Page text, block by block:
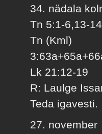
34. nädala
Tn 5:1-6,13-
Tn (Kml)
Lk 21:12-19
R: Laulge
Teda igavesti.
27. november